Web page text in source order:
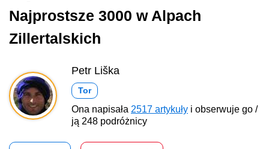
Najprostsze 3000 w Alpach
Zillertalskich
Petr Liška
Tor
Ona napisała 2517 artykuły i obserwuje go /
ją 248 podróżnicy